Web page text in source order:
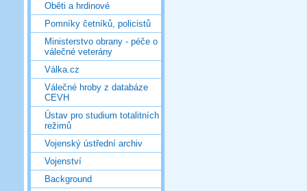
Oběti a hrdinové
Pomníky četníků, policistů
Ministerstvo obrany - péče o
válečné veterány
Válka.cz
Válečné hroby z databáze
CEVH
Ústav pro studium totalitních
režimů
Vojenský ústřední archiv
Vojenství
Background